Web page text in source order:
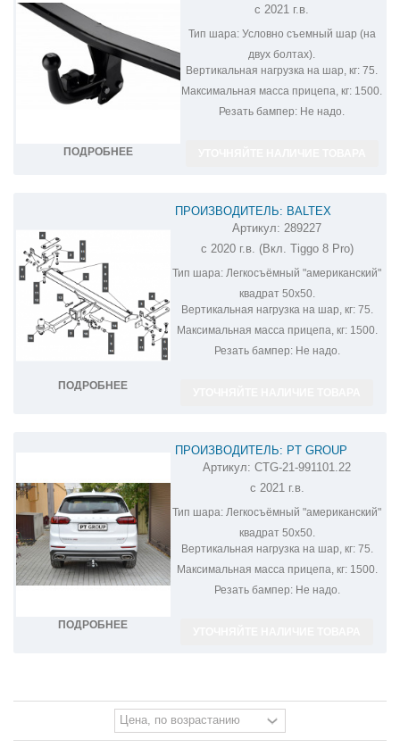
ПОДРОБНЕЕ
CH369
с 2021 г.в.
Тип шара:Условно съемный шар (на
двух болтах).
Вертикальная нагрузка на шар, кг: 75.
Максимальная масса прицепа, кг: 1500.
Резать бампер: Не надо.
ПОДРОБНЕЕ
ПРОИЗВОДИТЕЛЬ: BALTEX
ФАРКОП НА CHERY TIGGO 8 289227
Артикул: 289227
с 2020 г.в. (Вкл. Tiggo 8 Pro)
Тип шара: Легкосъёмный "американский"
квадрат 50х50.
Вертикальная нагрузка на шар, кг:75.
Максимальная масса прицепа, кг:1500.
Резать бампер:Не надо.
ПОДРОБНЕЕ
ПРОИЗВОДИТЕЛЬ: PT GROUP
ФАРКОП НА CHERY TIGGO 8 PRO CTG-
21-991101.22
Артикул: CTG-21-991101.22
с 2021 г.в.
Тип шара: Легкосъёмный "американский"
квадрат 50х50.
Вертикальная нагрузка на шар, кг:75.
Максимальная масса прицепа, кг:1500.
Резать бампер:Не надо.